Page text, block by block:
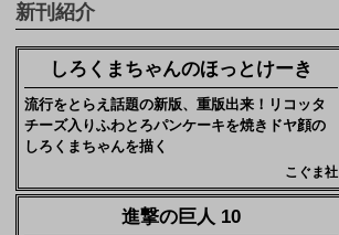
新刊紹介
しろくまちゃんのほっとけーき
流行をとらえ話題の新版、重版出来！リコッタ
チーズ入りふわとろパンケーキを焼きドヤ顔の
しろくまちゃんを描く
こぐま社
進撃の巨人 10